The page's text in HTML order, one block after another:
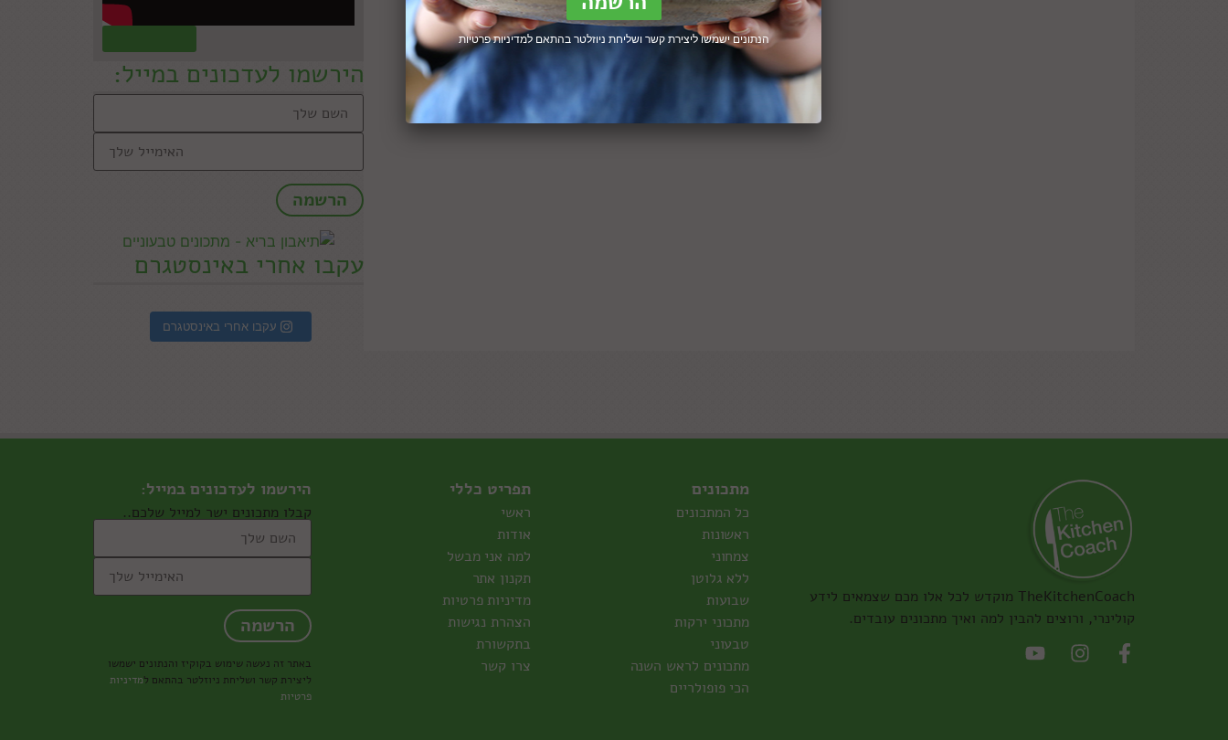
הירשמו לעדכונים במייל:
עקבו אחרי באינסטגרם
עקבו אחרי באינסטגרם
TheKitchenCoach מוקדש לכל אלו מכם שצמאים לידע
קולינרי, ורוצים להבין למה ואיך מתכונים עובדים.
מתכונים
כל המתכונים
ראשונות
צמחוני
ללא גלוטן
שבועות
מתכוני ירקות
טבעוני
מתכונים לראש השנה
הכי פופולריים
תפריט כללי
ראשי
אודות
למה אני מבשל
תקנון אתר
מדיניות פרטיות
הצהרת נגישות
בתקשורת
צרו קשר
הירשמו לעדכונים במייל:
קבלו מתכונים ישר למייל שלכם..
באתר זה נעשה שימוש בקוקיז והנתונים ישמשו
ליצירת קשר ושליחת ניוזלטר בהתאם למדיניות
פרטיות
הנתונים ישמשו ליצירת קשר ושליחת ניוזלטר בהתאם למדיניות פרטיות